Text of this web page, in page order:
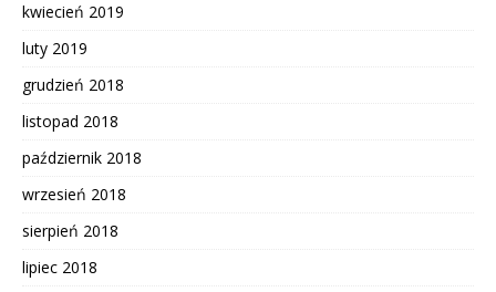
kwiecień 2019
luty 2019
grudzień 2018
listopad 2018
październik 2018
wrzesień 2018
sierpień 2018
lipiec 2018